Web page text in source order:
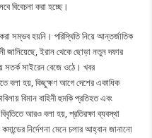
বিবেচনা করা হচ্ছে।
করা সম্ভব হয়নি। পরিস্থিতি নিয়ে আন্তর্জাতিক
জানিয়েছে, ইরান থেকে ছোড়া নতুন দফার
সতর্ক সাইরেন বেজে ওঠে। খবর
বলা হয়, কিছুক্ষণ আগে দেশের একাধিক
বিমান বাহিনী হুমকি প্রতিহত এবং
আরও বলা হয়, প্রতিরক্ষা ব্যবস্থা
নির্দেশনা মেনে চলার আহ্বান জানানো